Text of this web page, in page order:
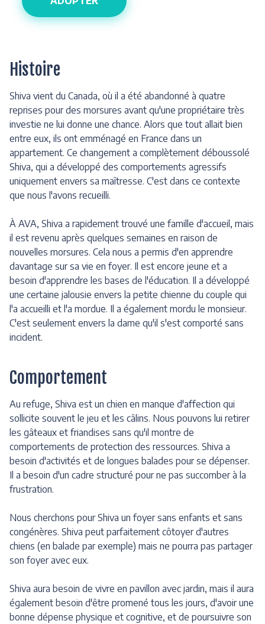
Histoire
Shiva vient du Canada, où il a été abandonné à quatre
reprises pour des morsures avant qu'une propriétaire très
investie ne lui donne une chance. Alors que tout allait bien
entre eux, ils ont emménagé en France dans un
appartement. Ce changement a complètement déboussolé
Shiva, qui a développé des comportements agressifs
uniquement envers sa maîtresse. C'est dans ce contexte
que nous l'avons recueilli.
À AVA, Shiva a rapidement trouvé une famille d'accueil, mais
il est revenu après quelques semaines en raison de
nouvelles morsures. Cela nous a permis d'en apprendre
davantage sur sa vie en foyer. Il est encore jeune et a
besoin d'apprendre les bases de l'éducation. Il a développé
une certaine jalousie envers la petite chienne du couple qui
l'a accueilli et l'a mordue. Il a également mordu le monsieur.
C'est seulement envers la dame qu'il s'est comporté sans
incident.
Comportement
Au refuge, Shiva est un chien en manque d'affection qui
sollicite souvent le jeu et les câlins. Nous pouvons lui retirer
les gâteaux et friandises sans qu'il montre de
comportements de protection des ressources. Shiva a
besoin d'activités et de longues balades pour se dépenser.
Il a besoin d'un cadre structuré pour ne pas succomber à la
frustration.
Nous cherchons pour Shiva un foyer sans enfants et sans
congénères. Shiva peut parfaitement côtoyer d'autres
chiens (en balade par exemple) mais ne pourra pas partager
son foyer avec eux.
Shiva aura besoin de vivre en pavillon avec jardin, mais il aura
également besoin d'être promené tous les jours, d'avoir une
bonne dépense physique et cognitive, et de poursuivre son